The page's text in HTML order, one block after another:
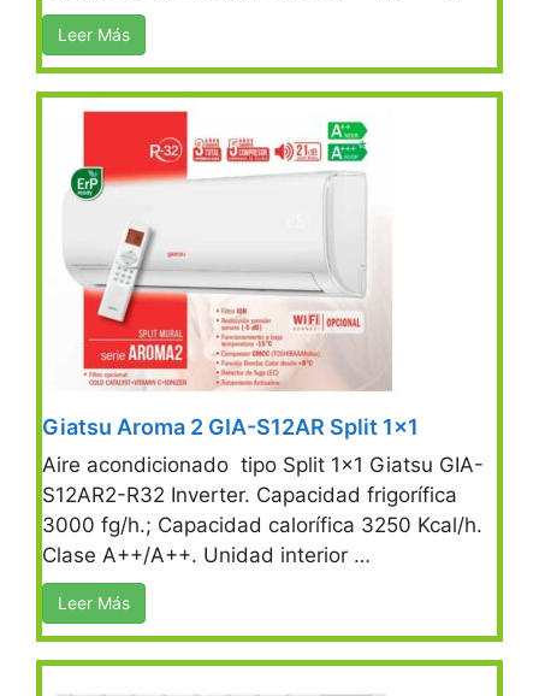
Leer Más
Giatsu Aroma 2 GIA-S12AR Split 1×1
Aire acondicionado tipo Split 1×1 Giatsu GIA-
S12AR2-R32 Inverter. Capacidad frigorífica
3000 fg/h.; Capacidad calorífica 3250 Kcal/h.
Clase A++/A++. Unidad interior …
Leer Más